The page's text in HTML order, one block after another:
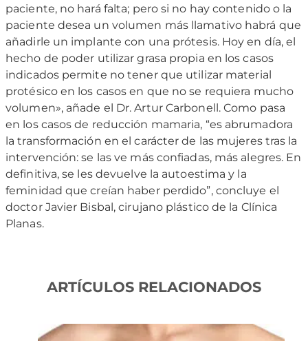
paciente, no hará falta; pero si no hay contenido o la
paciente desea un volumen más llamativo habrá que
añadirle un implante con una prótesis. Hoy en día, el
hecho de poder utilizar grasa propia en los casos
indicados permite no tener que utilizar material
protésico en los casos en que no se requiera mucho
volumen», añade el Dr. Artur Carbonell. Como pasa
en los casos de reducción mamaria, “es abrumadora
la transformación en el carácter de las mujeres tras la
intervención: se las ve más confiadas, más alegres. En
definitiva, se les devuelve la autoestima y la
feminidad que creían haber perdido”, concluye el
doctor Javier Bisbal, cirujano plástico de la Clínica
Planas.
ARTÍCULOS RELACIONADOS